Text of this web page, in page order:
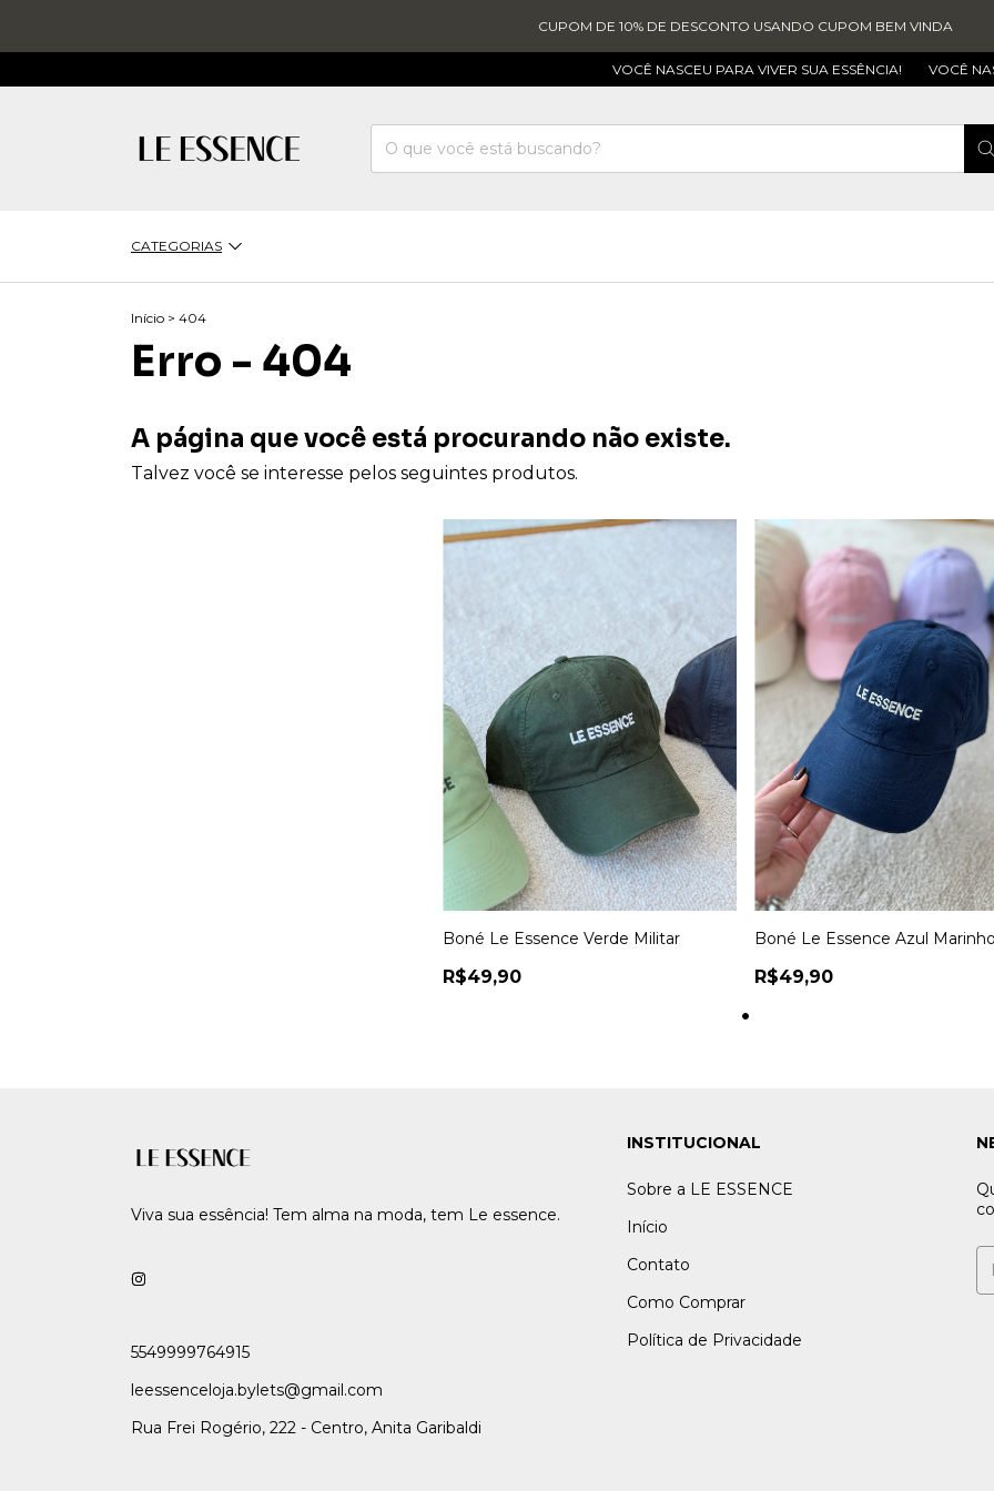
CUPOM DE 10% DE DESCONTO USANDO CUPOM BEM VINDA
VOCÊ NASCEU PARA VIVER SUA ESSÊNCIA! VOCÊ NASCEU
CATEGORIAS
Início > 404
Erro - 404
A página que você está procurando não existe.
Talvez você se interesse pelos seguintes produtos.
Boné Le Essence Verde Militar
R$49,90
Boné Le Essence Azul
R$49,90
Viva sua essência! Tem alma na moda, tem Le essence.
5549999764915
leessenceloja.bylets@gmail.com
Rua Frei Rogério, 222 - Centro, Anita Garibaldi
INSTITUCIONAL
Sobre a LE ESSENCE
Início
Contato
Como Comprar
Política de Privacidade